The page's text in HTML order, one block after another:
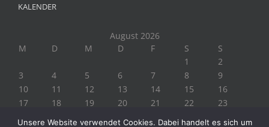
KALENDER
August 2026
M
D M D F S
S
1
2
3
4 5 6 7 8
9
10
11 12 13 14 15
16
17
18 19 20 21 22
23
Unsere Website verwendet Cookies. Dabei handelt es sich um